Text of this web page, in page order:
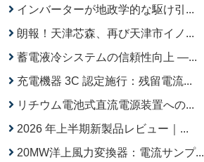
インバーターが地政学的な駆け引...
朗報！天津芯森、再び天津市イノ...
蓄電液冷システムの信頼性向上 —...
充電機器 3C 認定施行：残留電流...
リチウム電池式直流電源装置への...
2026 年上半期新製品レビュー｜...
20MW洋上風力変換器：電流サンプ...